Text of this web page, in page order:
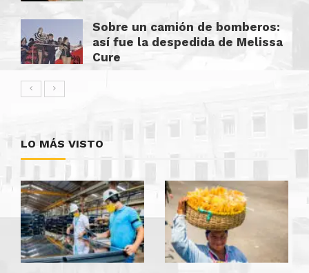
Sobre un camión de bomberos:
así fue la despedida de Melissa
Cure
LO MÁS VISTO